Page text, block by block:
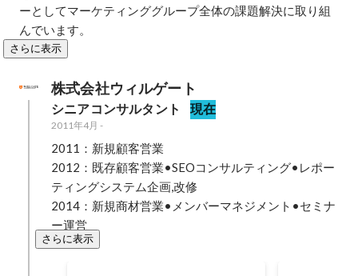
ーとしてマーケティンググループ全体の課題解決に取り組
んでいます。
さらに表示
株式会社ウィルゲート
シニアコンサルタント 現在
2011年4月 -
2011：新規顧客営業
2012：既存顧客営業•SEOコンサルティング•レポー
ティングシステム企画,改修
2014：新規商材営業•メンバーマネジメント•セミナ
ー運営
さらに表示